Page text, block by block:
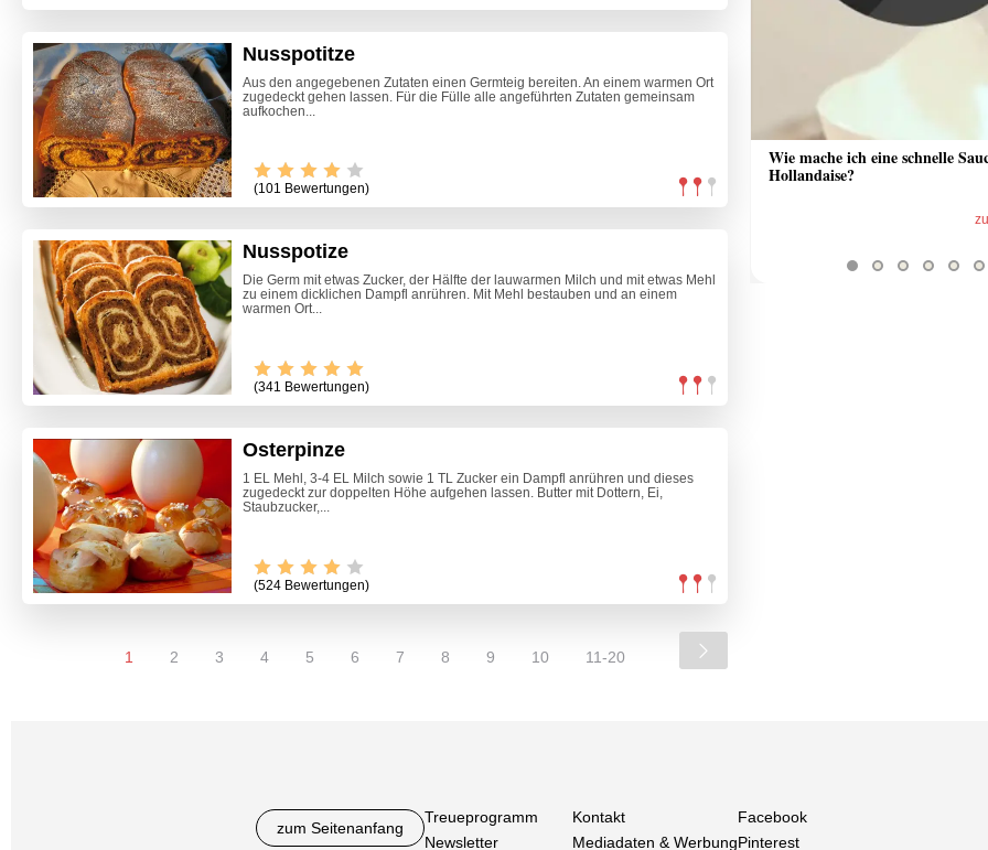
Nusspotitze
Aus den angegebenen Zutaten einen Germteig bereiten. An einem warmen Ort
zugedeckt gehen lassen. Für die Fülle alle angeführten Zutaten gemeinsam
aufkochen...
(101 Bewertungen)
Nusspotize
Die Germ mit etwas Zucker, der Hälfte der lauwarmen Milch und mit etwas Mehl
zu einem dicklichen Dampfl anrühren. Mit Mehl bestauben und an einem
warmen Ort...
(341 Bewertungen)
Osterpinze
1 EL Mehl, 3-4 EL Milch sowie 1 TL Zucker ein Dampfl anrühren und dieses
zugedeckt zur doppelten Höhe aufgehen lassen. Butter mit Dottern, Ei,
Staubzucker,...
(524 Bewertungen)
1 2 3 4 5 6 7 8 9 10 11-20
Wie mache ich eine schnelle
Hollandaise?
zum Seitenanfang
Treueprogramm
Newsletter
Kontakt
Mediadaten & Werbung
Facebook
Pinterest